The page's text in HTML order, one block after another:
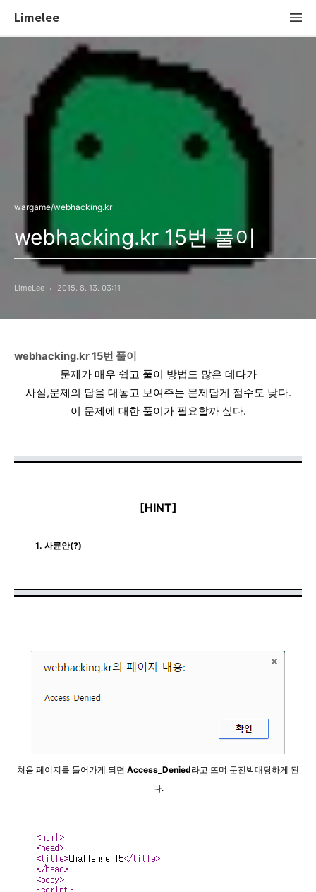
Limelee
wargame/webhacking.kr
webhacking.kr 15번 풀이
LimeLee 2015. 8. 13. 03:11
webhacking.kr 15번 풀이
문제가 매우 쉽고 풀이 방법도 많은 데다가
사실,문제의 답을 대놓고 보여주는 문제답게 점수도 낮다.
이 문제에 대한 풀이가 필요할까 싶다.
[HINT]
1. 사륜안(?)
처음 페이지를 들어가게 되면 Access_Denied라고 뜨며 문전박대당하게 된
다.